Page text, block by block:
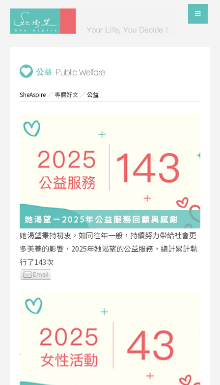
SheAspire ／專欄好文 ／公益
她渴望－2025年公益服務回顧與感謝
她渴望秉持初衷，如同往年一般，持續努力帶給社會更
多美善的影響，2025年她渴望的公益服務，總計累計執
行了143次